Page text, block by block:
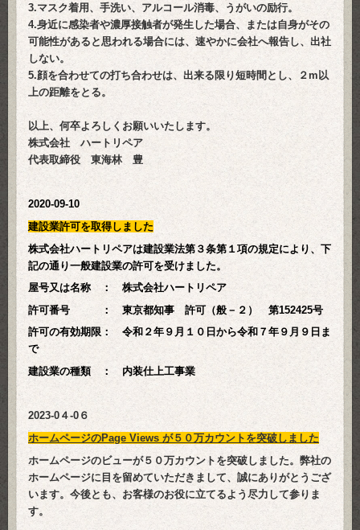
3.マスク着用、手洗い、アルコール消毒、うがいの励行。
4.身近に感染者や濃厚接触者が発生した場合、
または自身がその
可能性があると思われる場合には、 速やかに会社へ報告し、出社
しない。
5.顔を合わせての打ち合わせは、出来る限り短時間とし、２m以
上の距離をとる。
以上、何卒よろしくお願いいたします。
株式会社 ハートリペア
代表取締役 東海林 豊
2020-09-10
建設業許可を取得しました
株式会社ハートリペアは建設業法第３条第１項の規定により、下
記の通り一般建設業の許可を受けました。
屋号又は名称 ： 株式会社ハートリペア
許可番号 ： 東京都知事 許可（般－２） 第152425号
許可の有効期限： 令和２年９月１０日から令和７年９月９日ま
で
建設業の種類 ： 内装仕上工事業
2023-0４-0６
ホームページのPage Views が５０万カウントを突破しました
ホームページのビューが５０万カウントを突破しました。弊社の
ホームページに目を留めていただきまして、誠にありがとうござ
います。今後とも、お客様のお役に立てるよう尽力して参りま
す。